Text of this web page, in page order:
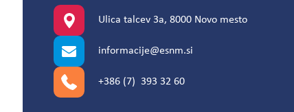
Ulica talcev 3a, 8000 Novo mesto
informacije@esnm.si
+386 (7) 393 32 60